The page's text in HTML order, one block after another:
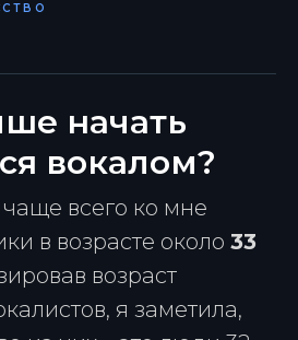
начать
вокалом?
всего ко мне
в возрасте около 33
возраст
я заметила,